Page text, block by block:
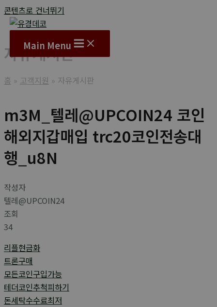
콘텐츠로 건너뛰기
Main Menu
자유게시판
홈 고객지원 자유게시판
m3M_텔레@UPCOIN24 코인
해외지갑매입 trc20코인전송대
행_u8N
작성자
텔레@UPCOIN24
조회
34
리플현금화
트론구매
모든코인구입가능
테더코인추척피하기
돈세탁수수료최저